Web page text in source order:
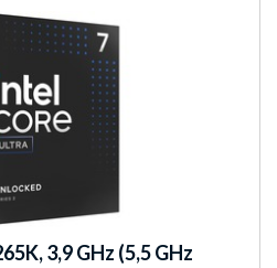
3,9 GHz (5,5 GHz